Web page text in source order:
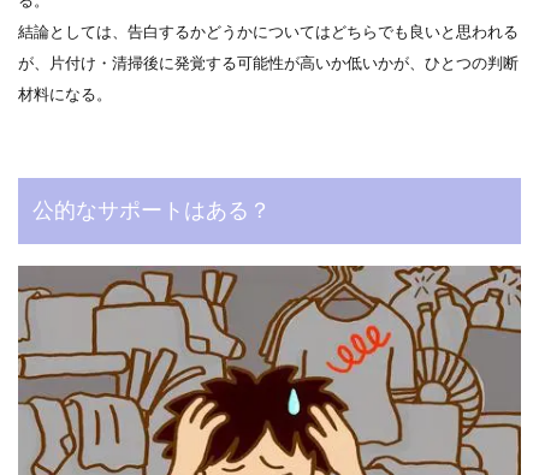
結論としては、告白するかどうかについてはどちらでも良いと思われる
が、片付け・清掃後に発覚する可能性が高いか低いかが、ひとつの判断
材料になる。
公的なサポートはある？